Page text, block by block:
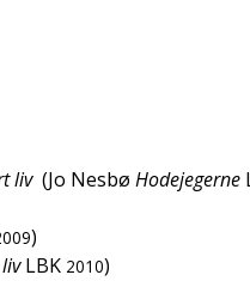
liv (Jo Nesbø Hodejegerne
)
LBK 2010)